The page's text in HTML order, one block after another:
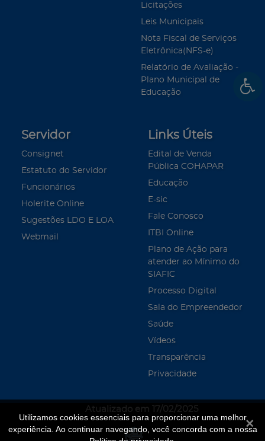
Utilizamos cookies essenciais para proporcionar uma melhor
experiência. Ao continuar navegando, você concorda com a nossa
Licitações
Leis Municipais
Nota Fiscal de Serviços
Eletrônica(NFS-e)
Relatório de Avaliação -
Plano Municipal de
Educação
Servidor
Consignet
Estatuto do Servidor
Funcionários
Holerite Online
Sugestões LDO E LOA
Webmail
Links Úteis
Edital de Venda
Pública COHAPAR
Educação
E-sic
Fale Conosco
ITBI Online
Plano de Ação para
atender ao Mínimo do
SIAFIC
Processo Digital
Sala do Empreendedor
Saúde
Vídeos
Transparência
Privacidade
Atualizado em 17/02/2025